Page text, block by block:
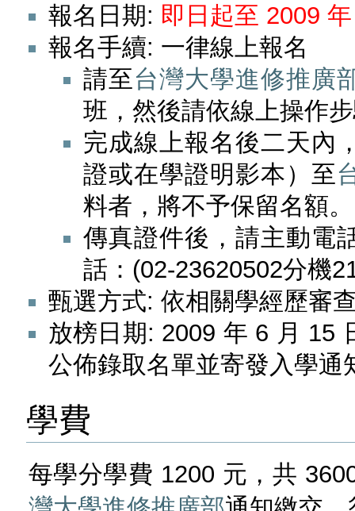
報名日期: 即日起至 2009
報名手續: 一律線上報名
請至台灣大學進修推廣
班，然後請依線上操作
完成線上報名後二天內
證或在學證明影本）至
料者，將不予保留名額。
傳真證件後，請主動電
話：(02-23620502分機
甄選方式: 依相關學經歷審
放榜日期: 2009 年 6 月 15
公佈錄取名單並寄發入學通
學費
每學分學費 1200 元，共